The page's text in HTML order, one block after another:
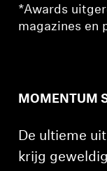
*Awards
magazines en
MOMENTUM
De ultieme
krijg